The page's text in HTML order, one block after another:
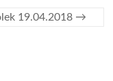
19.04.2018 →